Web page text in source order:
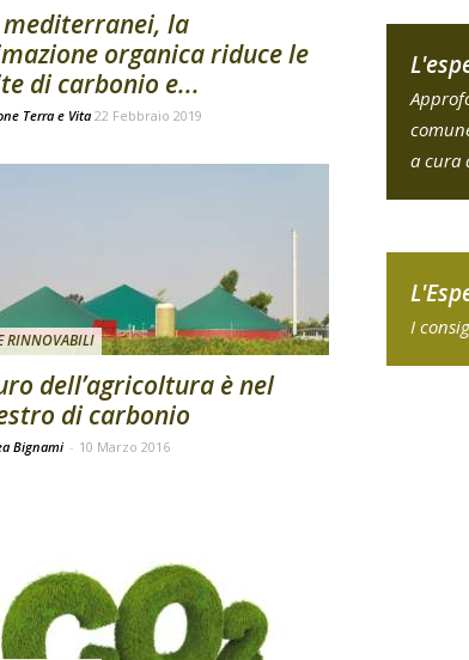
mediterranei, la
organica riduce le
di carbonio e...
Terra e Vita22 Febbraio 2019
RINNOVABILI
dell’agricoltura è nel
di carbonio
Bignami - 10 Marzo 2016
a cura
I